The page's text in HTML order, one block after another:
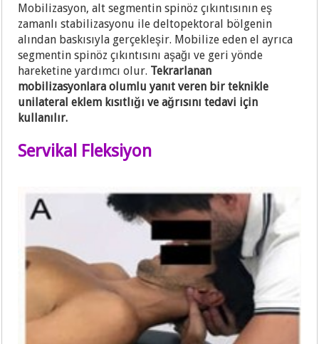
Mobilizasyon, alt segmentin spinöz çıkıntısının eş
zamanlı stabilizasyonu ile deltopektoral bölgenin
alından baskısıyla gerçekleşir. Mobilize eden el ayrıca
segmentin spinöz çıkıntısını aşağı ve geri yönde
hareketine yardımcı olur. Tekrarlanan
mobilizasyonlara olumlu yanıt veren bir teknikle
unilateral eklem kısıtlığı ve ağrısını tedavi için
kullanılır.
Servikal Fleksiyon